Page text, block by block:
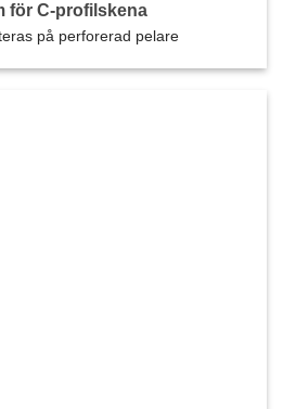
för C-profilskena
på perforerad pelare